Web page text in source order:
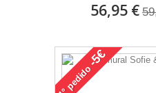
56,95 €
pedido
-5€